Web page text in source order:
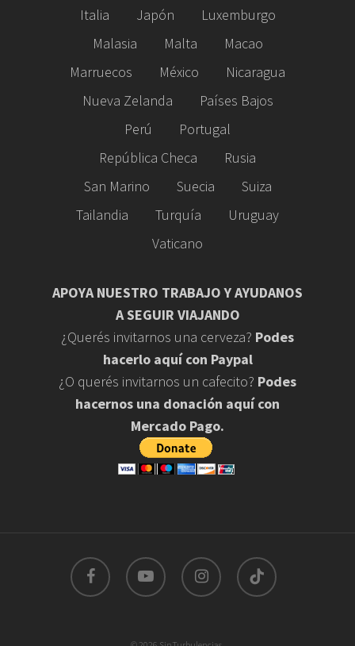
Italia
Japón
Luxemburgo
Malasia
Malta
Macao
Marruecos
México
Nicaragua
Nueva Zelanda
Países Bajos
Perú
Portugal
República Checa
Rusia
San Marino
Suecia
Suiza
Tailandia
Turquía
Uruguay
Vaticano
APOYA NUESTRO TRABAJO Y AYUDANOS
A SEGUIR VIAJANDO
¿Querés invitarnos una cerveza? Podes
hacerlo aquí con Paypal
¿O querés invitarnos un cafecito? Podes
hacernos una donación aquí con
Mercado Pago.
facebook youtube instagram tiktok